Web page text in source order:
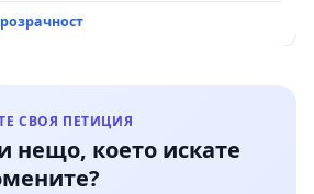
проход
СВОЯ ПЕТИЦИЯ
нещо, което искате